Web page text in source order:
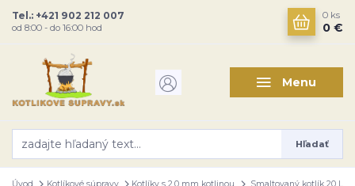
Menu
Hľadať
Tel.: +421 902 212 007
od 8:00 - do 16:00 hod
0 ks
0 €